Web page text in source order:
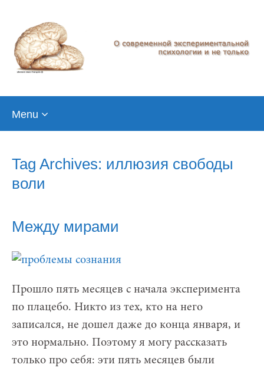
Menu
Tag Archives: иллюзия свободы
воли
Между мирами
Прошло пять месяцев с начала эксперимента
по плацебо. Никто из тех, кто на него
записался, не дошел даже до конца января, и
это нормально. Поэтому я могу рассказать
только про себя: эти пять месяцев были